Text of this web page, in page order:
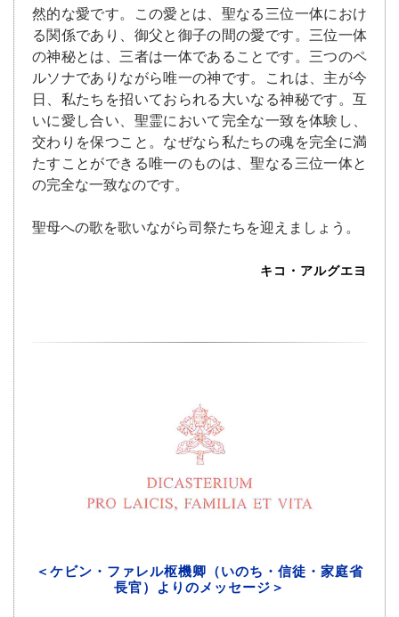
然的な愛です。この愛とは、聖なる三位一体におけ
る関係であり、御父と御子の間の愛です。三位一体
の神秘とは、三者は一体であることです。三つのペ
ルソナでありながら唯一の神です。これは、主が今
日、私たちを招いておられる大いなる神秘です。互
いに愛し合い、聖霊において完全な一致を体験し、
交わりを保つこと。なぜなら私たちの魂を完全に満
たすことができる唯一のものは、聖なる三位一体と
の完全な一致なのです。
聖母への歌を歌いながら司祭たちを迎えましょう。
キコ・アルグエヨ
＜ケビン・ファレル枢機卿（いのち・信徒・家庭省
長官）よりのメッセージ＞